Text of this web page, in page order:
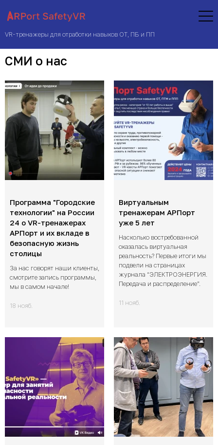
VR-тренажеры для отработки навыков ОТ, ПБ и ПП
СМИ о нас
Программа "Городские
технологии" на России
24 о VR-тренажерах
АРПорт и их вкладе в
безопасную жизнь
столицы
За нас говорят наши клиенты,
смотрите запись программы,
мы в самом начале!
18 нояб.
Виртуальным
тренажерам АРПорт
уже 5 лет
Насколько востребованной
оказалась виртуальная
реальность? Первые итоги мы
подвели на страницах
журнала “ЭЛЕКТРОЭНЕРГИЯ.
Передача и распределение”.
11 нояб.